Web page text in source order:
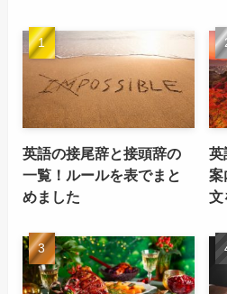
英語の接尾辞と接頭辞の
一覧！ルールを表でまと
めました
英
案
文